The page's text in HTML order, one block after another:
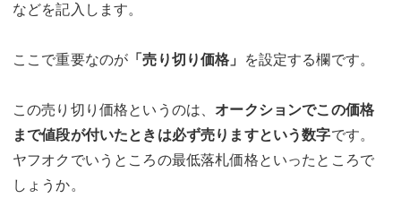
などを記入します。
ここで重要なのが 「売り切り価格」 を設定する欄です。
この売り切り価格というのは、 オークションでこの価格
まで値段が付いたときは必ず売りますという数字です。
ヤフオクでいうところの最低落札価格といったところで
しょうか。